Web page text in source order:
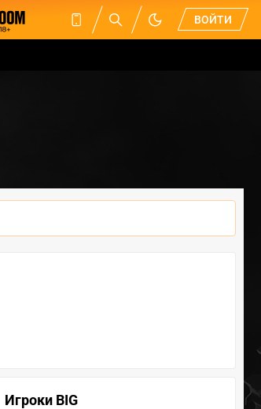
ВОЙТИ
Игроки BIG